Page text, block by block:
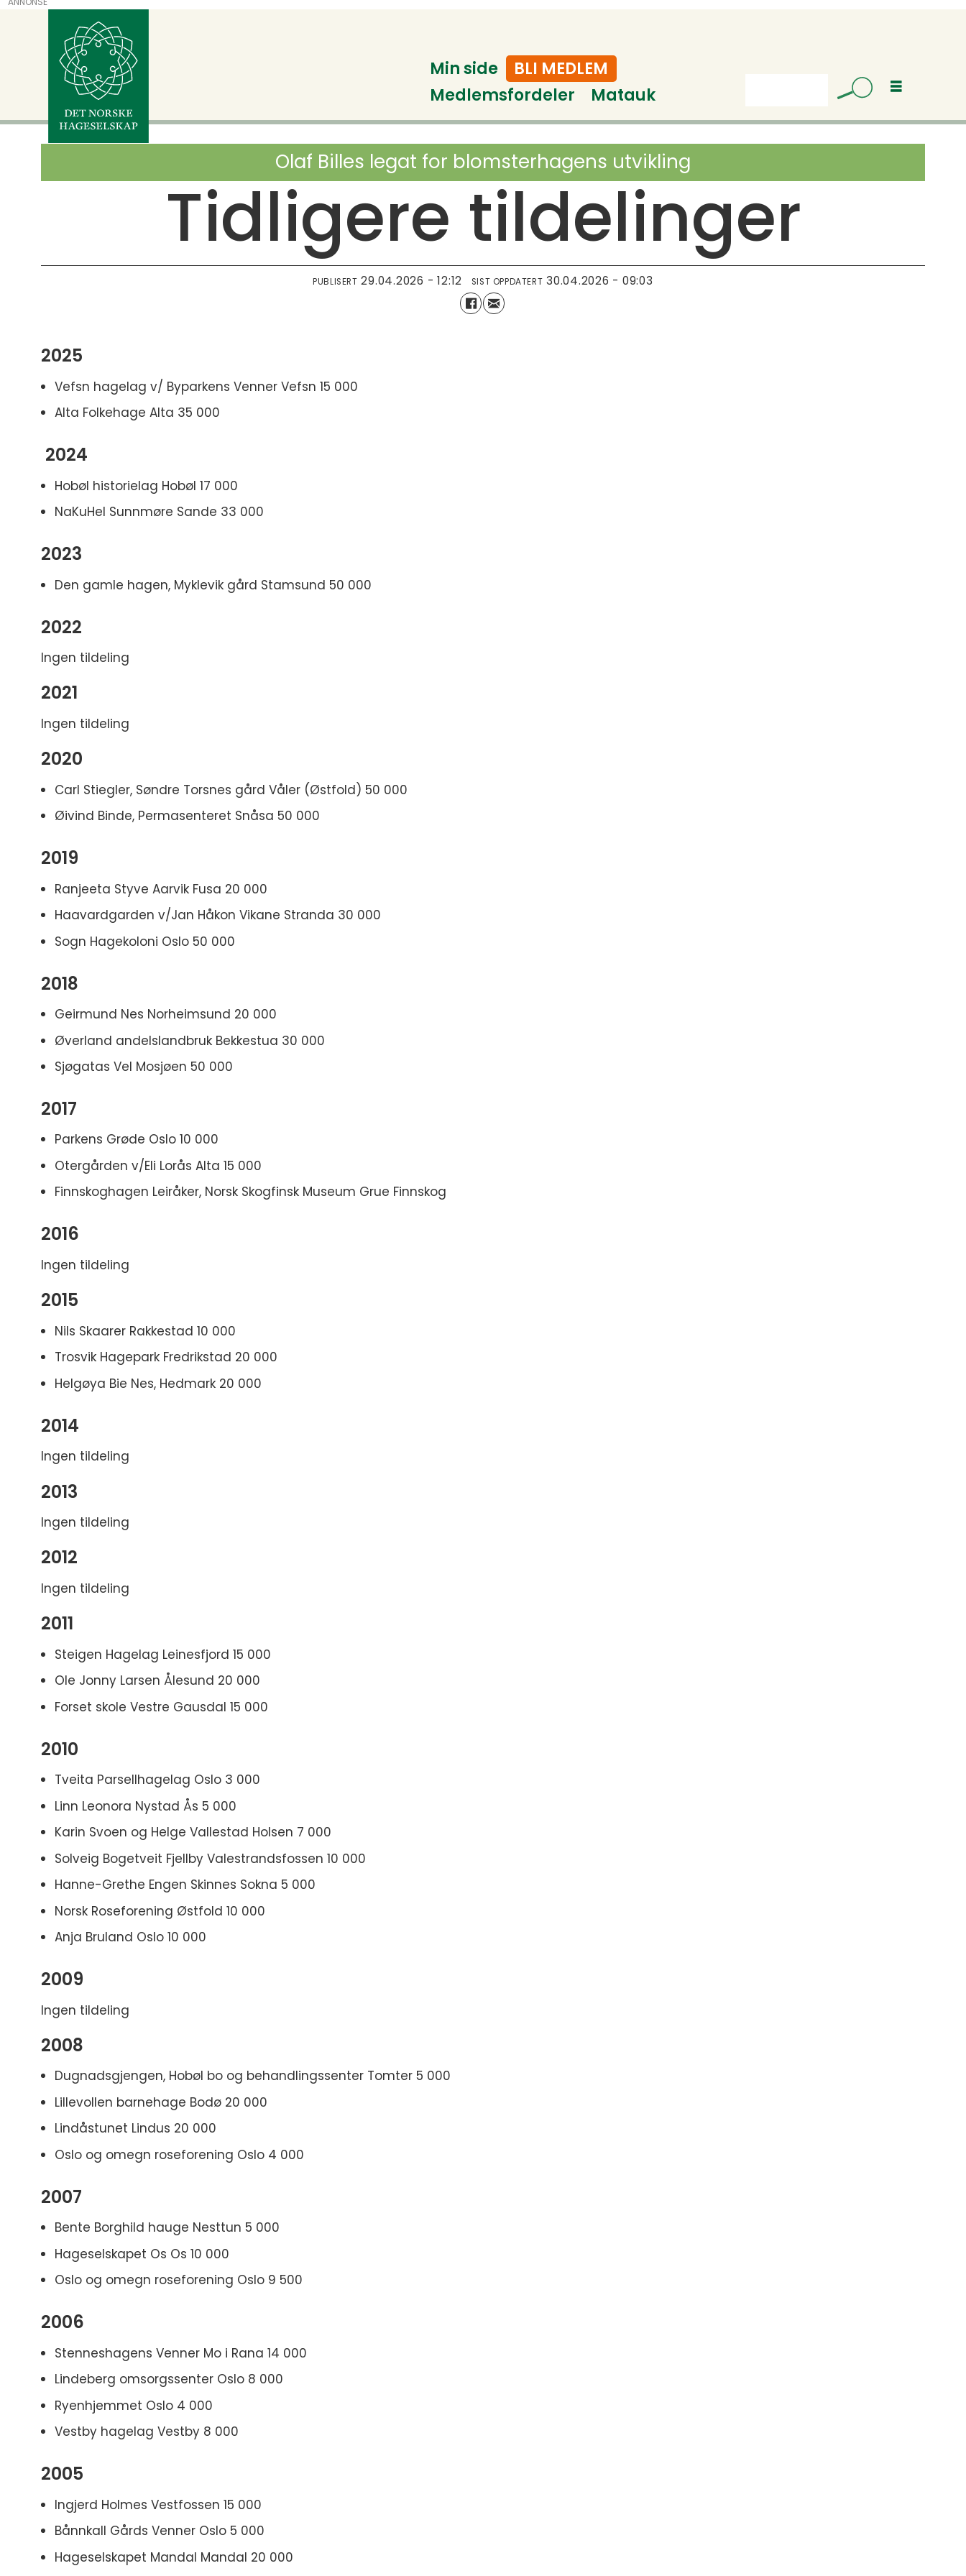
Min side
BLI MEDLEM
Medlemsfordeler
Matauk
Olaf Billes legat for blomsterhagens utvikling
Tidligere tildelinger
PUBLISERT 29.04.2026 - 12:12 SIST OPPDATERT 30.04.2026 - 09:03
2025
Vefsn hagelag v/ Byparkens Venner Vefsn 15 000
Alta Folkehage Alta 35 000
2024
Hobøl historielag Hobøl 17 000
NaKuHel Sunnmøre Sande 33 000
2023
Den gamle hagen, Myklevik gård Stamsund 50 000
2022
Ingen tildeling
2021
Ingen tildeling
2020
Carl Stiegler, Søndre Torsnes gård Våler (Østfold) 50 000
Øivind Binde, Permasenteret Snåsa 50 000
2019
Ranjeeta Styve Aarvik Fusa 20 000
Haavardgarden v/Jan Håkon Vikane Stranda 30 000
Sogn Hagekoloni Oslo 50 000
2018
Geirmund Nes Norheimsund 20 000
Øverland andelslandbruk Bekkestua 30 000
Sjøgatas Vel Mosjøen 50 000
2017
Parkens Grøde Oslo 10 000
Otergården v/Eli Lorås Alta 15 000
Finnskoghagen Leiråker, Norsk Skogfinsk Museum Grue Finnskog
2016
Ingen tildeling
2015
Nils Skaarer Rakkestad 10 000
Trosvik Hagepark Fredrikstad 20 000
Helgøya Bie Nes, Hedmark 20 000
2014
Ingen tildeling
2013
Ingen tildeling
2012
Ingen tildeling
2011
Steigen Hagelag Leinesfjord 15 000
Ole Jonny Larsen Ålesund 20 000
Forset skole Vestre Gausdal 15 000
2010
Tveita Parsellhagelag Oslo 3 000
Linn Leonora Nystad Ås 5 000
Karin Svoen og Helge Vallestad Holsen 7 000
Solveig Bogetveit Fjellby Valestrandsfossen 10 000
Hanne-Grethe Engen Skinnes Sokna 5 000
Norsk Roseforening Østfold 10 000
Anja Bruland Oslo 10 000
2009
Ingen tildeling
2008
Dugnadsgjengen, Hobøl bo og behandlingssenter Tomter 5 000
Lillevollen barnehage Bodø 20 000
Lindåstunet Lindus 20 000
Oslo og omegn roseforening Oslo 4 000
2007
Bente Borghild hauge Nesttun 5 000
Hageselskapet Os Os 10 000
Oslo og omegn roseforening Oslo 9 500
2006
Stenneshagens Venner Mo i Rana 14 000
Lindeberg omsorgssenter Oslo 8 000
Ryenhjemmet Oslo 4 000
Vestby hagelag Vestby 8 000
2005
Ingjerd Holmes Vestfossen 15 000
Bånnkall Gårds Venner Oslo 5 000
Hageselskapet Mandal Mandal 20 000